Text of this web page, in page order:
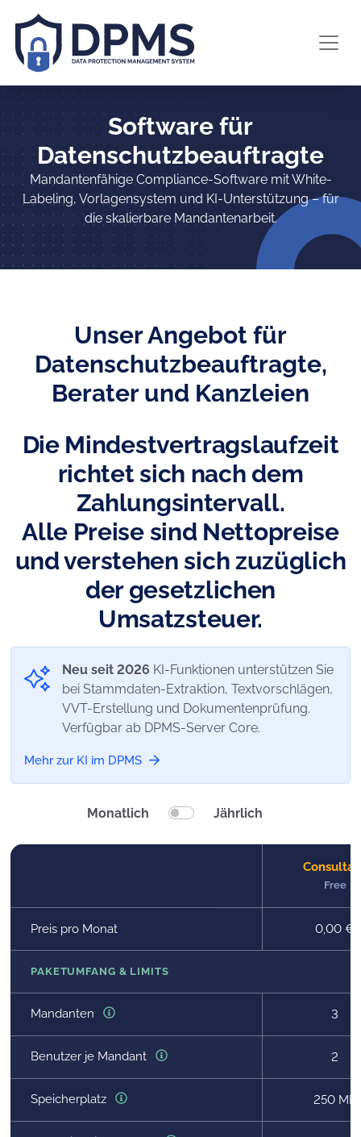
Software für
Datenschutzbeauftragte
Mandantenfähige Compliance-Software mit White-
Labeling, Vorlagensystem und KI-Unterstützung – für
die skalierbare Mandantenarbeit.
Unser Angebot für
Datenschutzbeauftragte,
Berater und Kanzleien
Die Mindestvertragslaufzeit
richtet sich nach dem
Zahlungsintervall.
Alle Preise sind Nettopreise
und verstehen sich zuzüglich
der gesetzlichen
Umsatzsteuer.
Neu seit 2026 KI-Funktionen unterstützen Sie
bei Stammdaten-Extraktion, Textvorschlägen,
VVT-Erstellung und Dokumentenprüfung.
Verfügbar ab DPMS-Server Core.
Mehr zur KI im DPMS
Monatlich Jährlich
Free
Preis pro Monat 0,00 €
PAKETUMFANG & LIMITS
Mandanten 3
Benutzer je Mandant 2
Speicherplatz 250 MB